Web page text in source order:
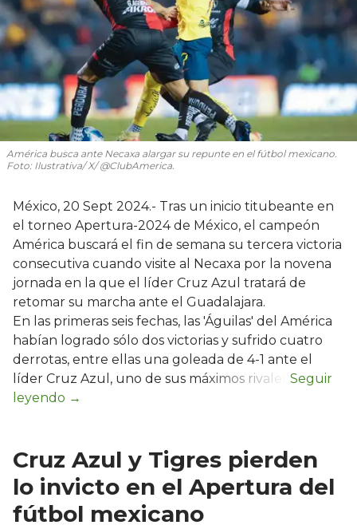
América busca ante Necaxa alargar su repunte en el fútbol mexicano.
Foto: Ilustrativa/ X/ @ClubAmerica.
México, 20 Sept 2024.- Tras un inicio titubeante en
el torneo Apertura-2024 de México, el campeón
América buscará el fin de semana su tercera victoria
consecutiva cuando visite al Necaxa por la novena
jornada en la que el líder Cruz Azul tratará de
retomar su marcha ante el Guadalajara.
En las primeras seis fechas, las 'Águilas' del América
habían logrado sólo dos victorias y sufrido cuatro
derrotas, entre ellas una goleada de 4-1 ante el
líder Cruz Azul, uno de sus máximos rivales.
Cruz Azul y Tigres pierden
lo invicto en el Apertura del
fútbol mexicano